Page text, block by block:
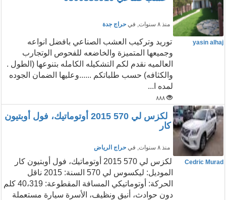
منذ ٨ سنوات , في حراج جدة
yasin alhaj
توريد وتركيب العشب الصناعي بافضل انواعه
وجميعها المتميزة والخاضعه للفحوص الوتجارب
العالميه نقدم لكم التشكيله الكامله بتنوعها (الطول .
والكثافه) حسب طلباتكم ......وعليها الضمان الجوده
لمده ا...
٨٨٨
لكزس لي 570 2015 أوتوماتيك، فول أوبتيون
كار
منذ ٨ سنوات , في حراج الرياض
Cedric Murad
لكزس لي 570 2015 أوتوماتيك، فول أوبتيون كار
الموديل: ليكسوس لي 570 السنة: 2015 ناقل
الحركة: أوتوماتيكي المسافة المقطوعة: 40،319 كلم
دون حوادث، أنيق ونظيف، الأسرة سيارة مستعملة